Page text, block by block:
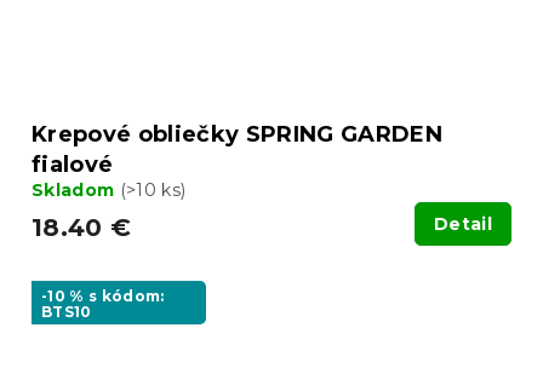
Krepové obliečky SPRING GARDEN
fialové
Skladom (>10 ks)
18.40 € Detail
-10 % s kódom:
BTS10